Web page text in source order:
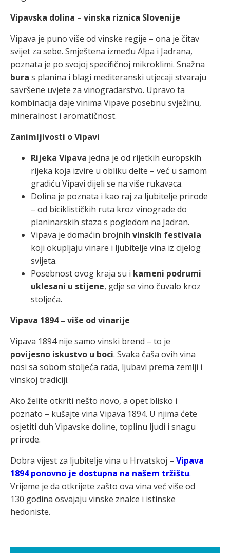
Vipavska dolina – vinska riznica Slovenije
Vipava je puno više od vinske regije – ona je čitav
svijet za sebe. Smještena između Alpa i Jadrana,
poznata je po svojoj specifičnoj mikroklimi. Snažna
bura s planina i blagi mediteranski utjecaji stvaraju
savršene uvjete za vinogradarstvo. Upravo ta
kombinacija daje vinima Vipave posebnu svježinu,
mineralnost i aromatičnost.
Zanimljivosti o Vipavi
Rijeka Vipava jedna je od rijetkih europskih
rijeka koja izvire u obliku delte – već u samom
gradiću Vipavi dijeli se na više rukavaca.
Dolina je poznata i kao raj za ljubitelje prirode
– od biciklističkih ruta kroz vinograde do
planinarskih staza s pogledom na Jadran.
Vipava je domaćin brojnih vinskih festivala
koji okupljaju vinare i ljubitelje vina iz cijelog
svijeta.
Posebnost ovog kraja su i kameni podrumi
uklesani u stijene, gdje se vino čuvalo kroz
stoljeća.
Vipava 1894 – više od vinarije
Vipava 1894 nije samo vinski brend – to je
povijesno iskustvo u boci. Svaka čaša ovih vina
nosi sa sobom stoljeća rada, ljubavi prema zemlji i
vinskoj tradiciji.
Ako želite otkriti nešto novo, a opet blisko i
poznato – kušajte vina Vipava 1894. U njima ćete
osjetiti duh Vipavske doline, toplinu ljudi i snagu
prirode.
Dobra vijest za ljubitelje vina u Hrvatskoj – Vipava
1894 ponovno je dostupna na našem tržištu.
Vrijeme je da otkrijete zašto ova vina već više od
130 godina osvajaju vinske znalce i istinske
hedoniste.